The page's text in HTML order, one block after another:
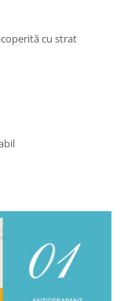
cu strat